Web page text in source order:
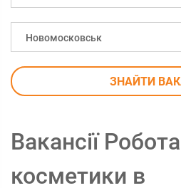
Новомосковськ
ЗНАЙТИ
Вакансії
косметики в